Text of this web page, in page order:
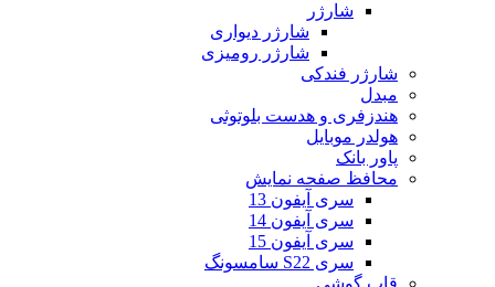
شارژر
شارژر دیواری
شارژر رومیزی
شارژر فندکی
مبدل
هندزفری و هدست بلوتوثی
هولدر موبایل
پاور بانک
محافظ صفحه نمایش
سری آیفون 13
سری آیفون 14
سری آیفون 15
سری S22 سامسونگ
قاب گوشی